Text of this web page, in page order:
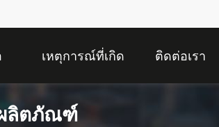
เหตุการณ์ที่เกิด ติดต่อเรา
ลิตภัณฑ์